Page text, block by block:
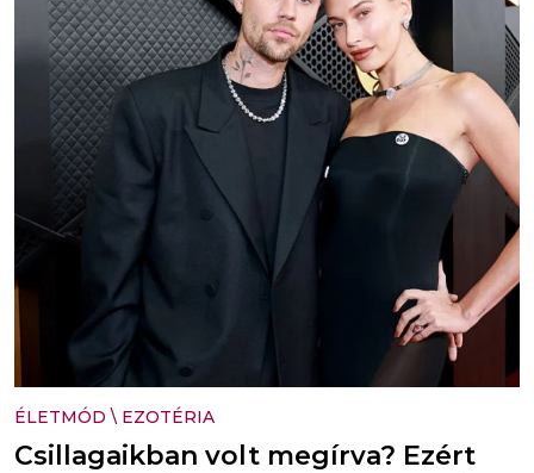
ÉLETMÓD \ EZOTÉRIA
Csillagaikban volt megírva? Ezért